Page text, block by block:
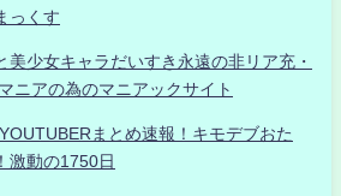
っくす
美少女キャラだいすき永遠の非リア充・
ニアの為のマニアックサイト
まとめ速報！キモデブおた
激動の1750日